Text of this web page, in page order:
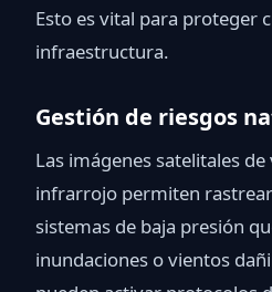
Esto es vital para proteger
infraestructura.
Gestión de riesgos
Las imágenes satelitales
infrarrojo permiten
sistemas de baja presión
inundaciones o vientos